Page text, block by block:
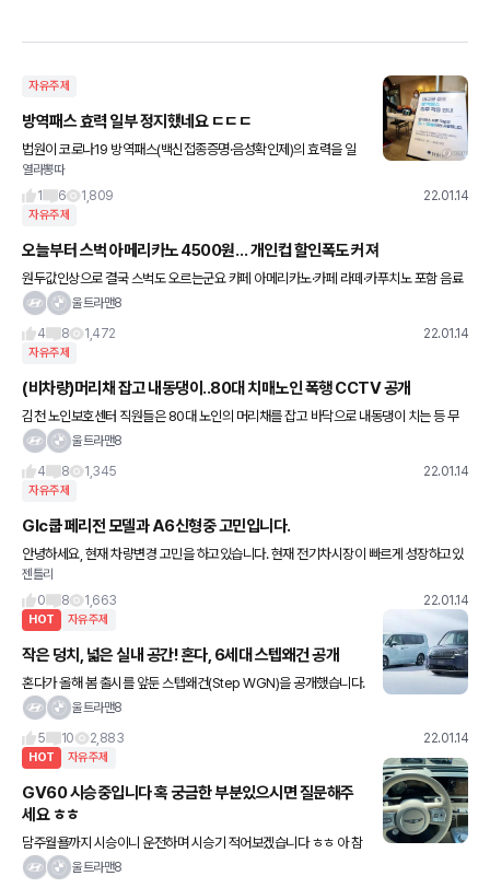
자유주제
방역패스 효력 일부 정지했네요 ㄷㄷㄷ
법원이 코로나19 방역패스(백신접종증명·음성확인제)의 효력을 일
부 정지했다. 서울행정법원 행정4부(한원교 부장판사)는 14일 조두
형 영남대 의대 교수와 의료계 인사들, 종교인 등 1천23명이
열라뽕따
1
6 1,809 22.01.14
자유주제
오늘부터 스벅 아메리카노 4500원… 개인컵 할인폭도 커져
원두값인상으로 결국 스벅도 오르는군요 카페 아메리카노·카페 라떼·카푸치노 포함 음료
23종은 400원, 카라멜 마키아또와 스타벅스 돌체 라떼·더블 샷을 포함한 음료 15종은 3
울트라맨8
4
8 1,472 22.01.14
자유주제
(비차량)머리채 잡고 내동댕이..80대 치매노인 폭행 CCTV 공개
김천 노인보호센터 직원들은 80대 노인의 머리채를 잡고 바닥으로 내동댕이 치는 등 무
차별적인 폭행을 가했다는데요 정말 화가나네요... 우리 부모, 조부모라면 정말 칼들고 갈
울트라맨8
4
8 1,345 22.01.14
자유주제
Glc쿱 페리전 모델과 A6신형중 고민입니다.
안녕하세요, 현재 차량변경 고민을 하고있습니다. 현재 전기차시장이 빠르게 성장하고있
어 앞으로 어떻게 될지 예측이되질않아서 마지막 내연기관차량으로 중고차량을 선택하
게 되었습니다. 고민모델은 벤츠gl
젠틀리
0
8 1,663 22.01.14
HOT 자유주제
작은 덩치, 넓은 실내 공간! 혼다, 6세대 스텝왜건 공개
혼다가 올해 봄 출시를 앞둔 스텝왜건(Step WGN)을 공개했습니다.
1996년 첫 출시 이후 26년 동안 장수한 미니밴으로, 7년 만에 완전
울트라맨8
5
10 2,883 22.01.14
HOT 자유주제
GV60 시승중입니다 혹 궁금한 부분있으시면 질문해주
세요 ㅎㅎ
담주월욜까지 시승이니 운전하며 시승기 적어보겠습니다 ㅎㅎ 아 참
2WD라 부스트 모드는 없어용 ㅠㅠ
울트라맨8